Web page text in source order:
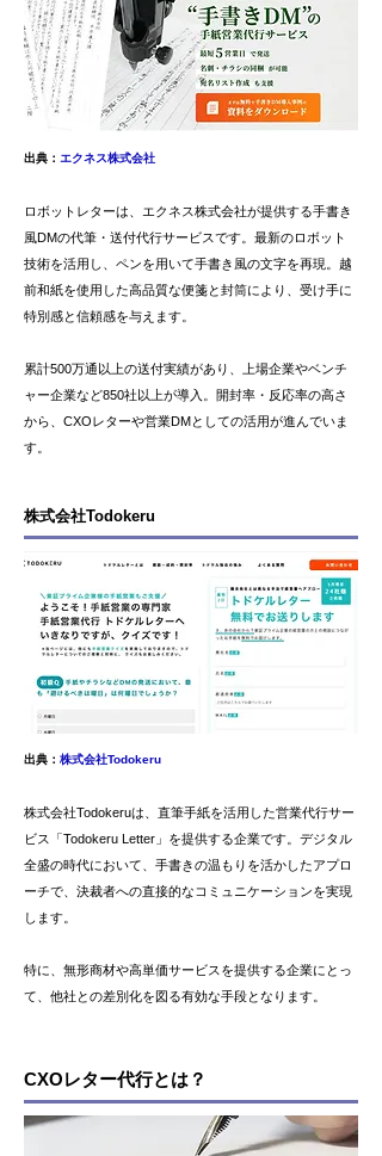
出典： エクネス株式会社
ロボットレターは、エクネス株式会社が提供する手書き
風DMの代筆・送付代行サービスです。最新のロボット
技術を活用し、ペンを用いて手書き風の文字を再現。越
前和紙を使用した高品質な便箋と封筒により、受け手に
特別感と信頼感を与えます。
累計500万通以上の送付実績があり、上場企業やベンチ
ャー企業など850社以上が導入。開封率・反応率の高さ
から、CXOレターや営業DMとしての活用が進んでいま
す。
株式会社Todokeru
出典： 株式会社Todokeru
株式会社Todokeruは、直筆手紙を活用した営業代行サー
ビス「Todokeru Letter」を提供する企業です。デジタル
全盛の時代において、手書きの温もりを活かしたアプロ
ーチで、決裁者への直接的なコミュニケーションを実現
します。
特に、無形商材や高単価サービスを提供する企業にとっ
て、他社との差別化を図る有効な手段となります。
CXOレター代行とは？